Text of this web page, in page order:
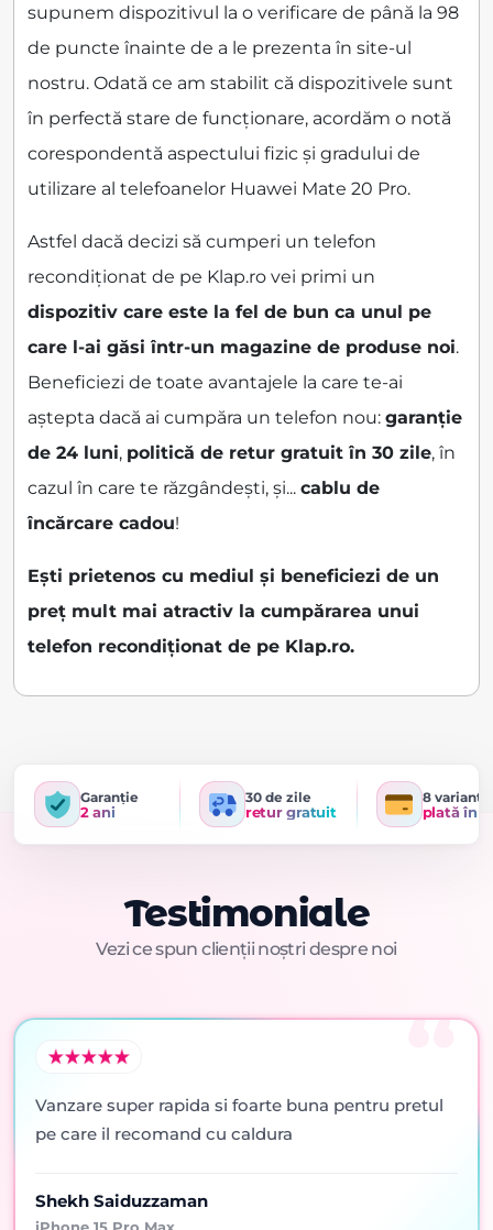
supunem dispozitivul la o verificare de până la 98
de puncte înainte de a le prezenta în site-ul
nostru. Odată ce am stabilit că dispozitivele sunt
în perfectă stare de funcționare, acordăm o notă
corespondentă aspectului fizic și gradului de
utilizare al telefoanelor Huawei Mate 20 Pro.
Astfel dacă decizi să cumperi un telefon
recondiționat de pe Klap.ro vei primi un
dispozitiv care este la fel de bun ca unul pe
care l-ai găsi într-un magazine de produse noi.
Beneficiezi de toate avantajele la care te-ai
aștepta dacă ai cumpăra un telefon nou: garanție
de 24 luni, politică de retur gratuit în 30 zile, în
cazul în care te răzgândești, și... cablu de
încărcare cadou!
Ești prietenos cu mediul și beneficiezi de un
preț mult mai atractiv la cumpărarea unui
telefon recondiționat de pe Klap.ro.
Garanție
2 ani
30 de zile
retur gratuit
8 variante
plată în
Testimoniale
Vezi ce spun clienții noștri despre noi
Vanzare super rapida si foarte buna pentru pretul
pe care il recomand cu caldura
Shekh Saiduzzaman